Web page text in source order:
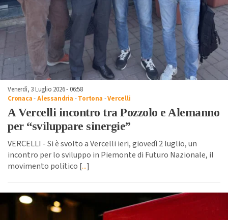
Venerdì, 3 Luglio 2026 - 06:58
Cronaca-Alessandria -Tortona -Vercelli
A Vercelli incontro tra Pozzolo e Alemanno
per “sviluppare sinergie”
VERCELLI - Si è svolto a Vercelli ieri, giovedì 2 luglio, un
incontro per lo sviluppo in Piemonte di Futuro Nazionale, il
movimento politico [...]